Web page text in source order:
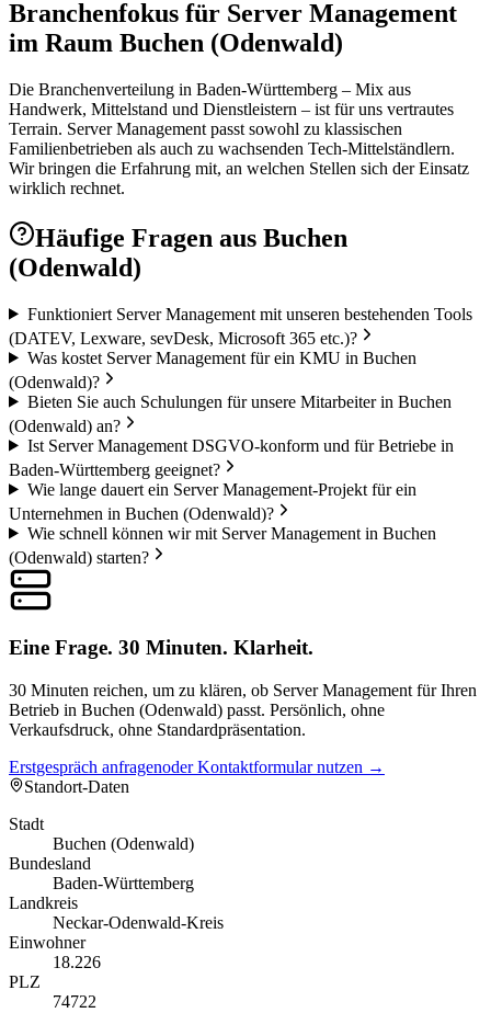
Branchenfokus für Server Management
im Raum Buchen (Odenwald)
Die Branchenverteilung in Baden-Württemberg – Mix aus
Handwerk, Mittelstand und Dienstleistern – ist für uns vertrautes
Terrain. Server Management passt sowohl zu klassischen
Familienbetrieben als auch zu wachsenden Tech-Mittelständlern.
Wir bringen die Erfahrung mit, an welchen Stellen sich der Einsatz
wirklich rechnet.
Häufige Fragen aus Buchen
(Odenwald)
Funktioniert Server Management mit unseren bestehenden Tools
(DATEV, Lexware, sevDesk, Microsoft 365 etc.)?
Was kostet Server Management für ein KMU in Buchen
(Odenwald)?
Bieten Sie auch Schulungen für unsere Mitarbeiter in Buchen
(Odenwald) an?
Ist Server Management DSGVO-konform und für Betriebe in
Baden-Württemberg geeignet?
Wie lange dauert ein Server Management-Projekt für ein
Unternehmen in Buchen (Odenwald)?
Wie schnell können wir mit Server Management in Buchen
(Odenwald) starten?
Eine Frage. 30 Minuten. Klarheit.
30 Minuten reichen, um zu klären, ob Server Management für Ihren
Betrieb in Buchen (Odenwald) passt. Persönlich, ohne
Verkaufsdruck, ohne Standardpräsentation.
Erstgespräch anfragenoder Kontaktformular nutzen →
Standort-Daten
Stadt
Buchen (Odenwald)
Bundesland
Baden-Württemberg
Landkreis
Neckar-Odenwald-Kreis
Einwohner
18.226
PLZ
74722